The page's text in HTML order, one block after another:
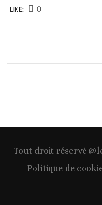
LIKE: 0
Tout droit réservé
Politique de